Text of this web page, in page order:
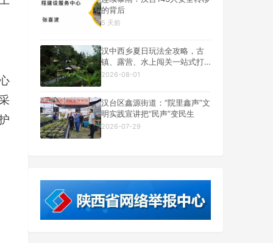
的背后
5 天前
汉中西乡夏日玩法全攻略，古
镇、露营、水上闯关一站式打
卡
2026-08-01
汉台区鑫源街道：“院里鑫声”文
明实践宣讲把“民声”变民生
2026-07-29